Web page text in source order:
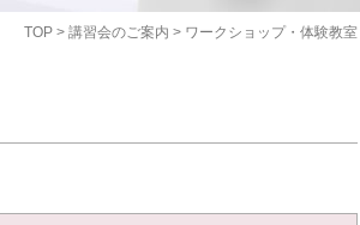
TOP > 講習会のご案内 > ワークショップ・体験教室